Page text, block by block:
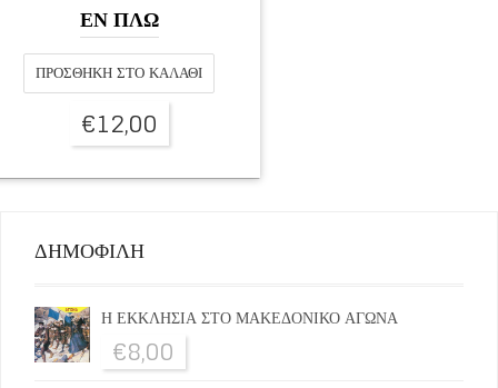
ΕΝ ΠΛΩ
ΠΡΟΣΘΉΚΗ ΣΤΟ ΚΑΛΆΘΙ
€12,00
ΔΗΜΟΦΙΛΗ
Η ΕΚΚΛΗΣΙΑ ΣΤΟ ΜΑΚΕΔΟΝΙΚΟ ΑΓΩΝΑ
€8,00